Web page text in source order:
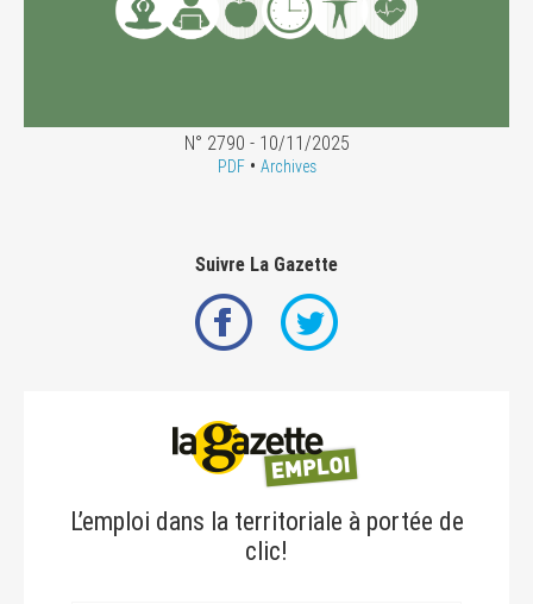
N° 2790 - 10/11/2025
PDF• Archives
Suivre La Gazette
L’emploi dans la territoriale à portée de
clic!